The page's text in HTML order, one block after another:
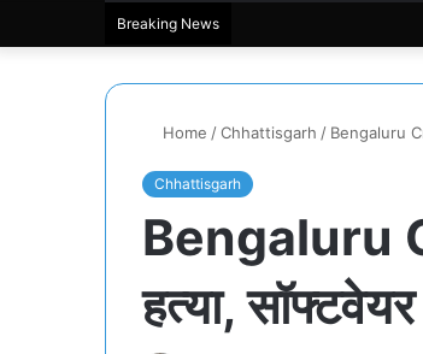
Breaking News
Home /Chhattisgarh / Bengaluru
Chhattisgarh
Bengaluru
हत्या,